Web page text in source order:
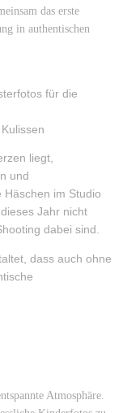
das erste
in authentischen
für die
liegt,
und
im Studio
Jahr nicht
dabei sind.
dass auch ohne
Atmosphäre.